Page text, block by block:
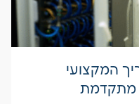
המקצועי
מתקדמת